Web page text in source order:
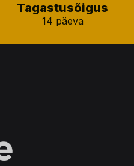
Tagastusõigus
14 päeva